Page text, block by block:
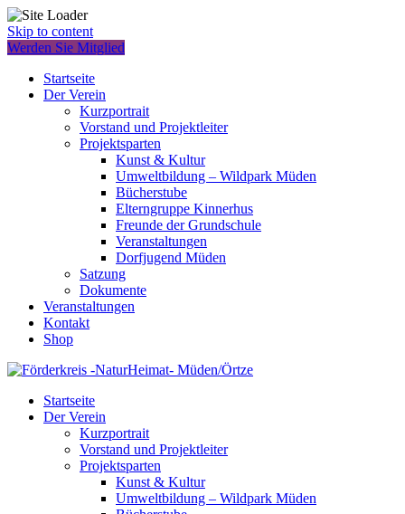
Skip to content
Werden Sie Mitglied
Startseite
Der Verein
Kurzportrait
Vorstand und Projektleiter
Projektsparten
Kunst & Kultur
Umweltbildung – Wildpark Müden
Bücherstube
Elterngruppe Kinnerhus
Freunde der Grundschule
Veranstaltungen
Dorfjugend Müden
Satzung
Dokumente
Veranstaltungen
Kontakt
Shop
Startseite
Der Verein
Kurzportrait
Vorstand und Projektleiter
Projektsparten
Kunst & Kultur
Umweltbildung – Wildpark Müden